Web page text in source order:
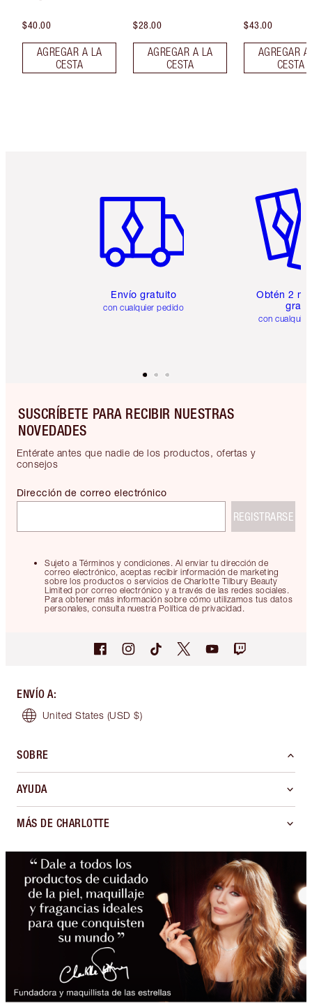
$40.00
AGREGAR A LA
CESTA
$28.00
AGREGAR A LA
CESTA
$43.00
AGREGAR
CESTA
Envío gratuito
con cualquier pedido
Obtén 2
gratis
con
SUSCRÍBETE PARA RECIBIR NUESTRAS
NOVEDADES
Entérate antes que nadie de los productos, ofertas y
consejos
Sujeto a Términos y condiciones. Al enviar tu dirección de
correo electrónico, aceptas recibir información de marketing
sobre los productos o servicios de Charlotte Tilbury Beauty
Limited por correo electrónico y a través de las redes sociales.
Para obtener más información sobre cómo utilizamos tus datos
personales, consulta nuestra Política de privacidad.
Dirección de correo electrónico
REGISTRARSE
ENVÍO A:
United States (USD $)
SOBRE
AYUDA
MÁS DE CHARLOTTE